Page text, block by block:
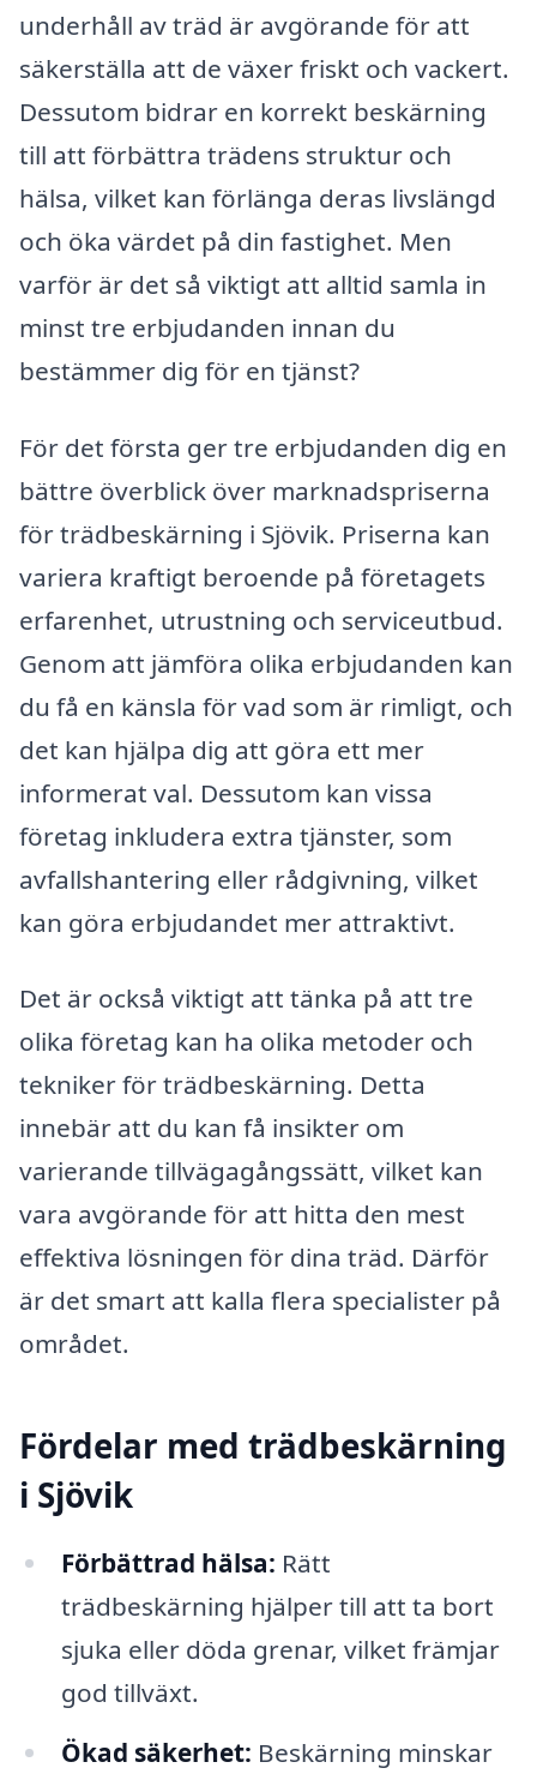
underhåll av träd är avgörande för att
säkerställa att de växer friskt och vackert.
Dessutom bidrar en korrekt beskärning
till att förbättra trädens struktur och
hälsa, vilket kan förlänga deras livslängd
och öka värdet på din fastighet. Men
varför är det så viktigt att alltid samla in
minst tre erbjudanden innan du
bestämmer dig för en tjänst?
För det första ger tre erbjudanden dig en
bättre överblick över marknadspriserna
för trädbeskärning i Sjövik. Priserna kan
variera kraftigt beroende på företagets
erfarenhet, utrustning och serviceutbud.
Genom att jämföra olika erbjudanden kan
du få en känsla för vad som är rimligt, och
det kan hjälpa dig att göra ett mer
informerat val. Dessutom kan vissa
företag inkludera extra tjänster, som
avfallshantering eller rådgivning, vilket
kan göra erbjudandet mer attraktivt.
Det är också viktigt att tänka på att tre
olika företag kan ha olika metoder och
tekniker för trädbeskärning. Detta
innebär att du kan få insikter om
varierande tillvägagångssätt, vilket kan
vara avgörande för att hitta den mest
effektiva lösningen för dina träd. Därför
är det smart att kalla flera specialister på
området.
Fördelar med trädbeskärning
i Sjövik
Förbättrad hälsa: Rätt
trädbeskärning hjälper till att ta bort
sjuka eller döda grenar, vilket främjar
god tillväxt.
Ökad säkerhet: Beskärning minskar